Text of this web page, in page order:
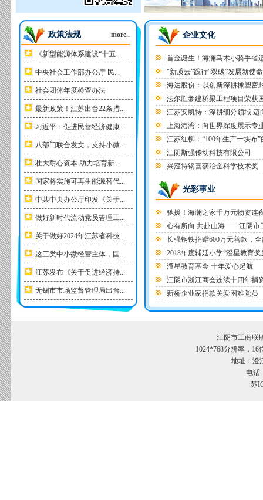
政策法规 more..
《新型能源体系建设“十五...
中央社会工作部办公厅 民...
社会团体年度检查办法
最新政策！江苏出台22条措...
习近平：促进民营经济健康...
八部门联合发文，支持小微...
壮大耐心资本 助力培育新...
国家将实施可再生能源替代...
中共中央办公厅印发《关于...
做好新时代流动党员管理工...
关于做好2024年江苏省科技...
这三类中小微经营主体，国...
江苏发布《关于促进经济持...
无锡市市场监督管理局出台...
企业文化
首金诞生！海澜马术小骑手省
“新质云”践行“双碳”发展新使命
海达股份：以创新深耕橡塑密
法尔胜参建桥梁工程项目荣获
江苏安凯特：深耕细分领域 迈
上海港湾：向世界深度展示专
江苏红柳：“100年生产一块布”
江阴斯强传动科技有限公司
兴澄特钢喜获冶金科学技术奖
光彩事业
驰援！海澜之家千万元物资连
心有所向 共赴山海——江阴市
长强钢铁捐赠600万元善款，
2018年度辅延小学“澄星教育
澄星教育基金 十年爱心起航
江阴市浙江商会连续十四年捐
新桥企业家捐款关爱困难党员
江阴市工商联
1024*768分辨率，
地址：澄
电话
苏